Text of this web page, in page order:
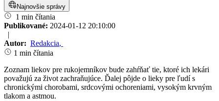
Najnovšie správy
1 min čítania
Publikované: 2024-01-12 20:10:00
|
Autor: Redakcia,
1 min čítania
Zoznam liekov pre rukojemníkov bude zahŕňať tie, ktoré ich lekári
považujú za život zachraňujúce. Ďalej pôjde o lieky pre ľudí s
chronickými chorobami, srdcovými ochoreniami, vysokým krvným
tlakom a astmou.